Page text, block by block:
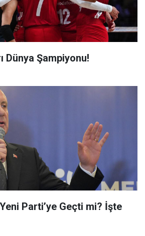
Dünya Şampiyonu!
Parti’ye Geçti mi? İşte